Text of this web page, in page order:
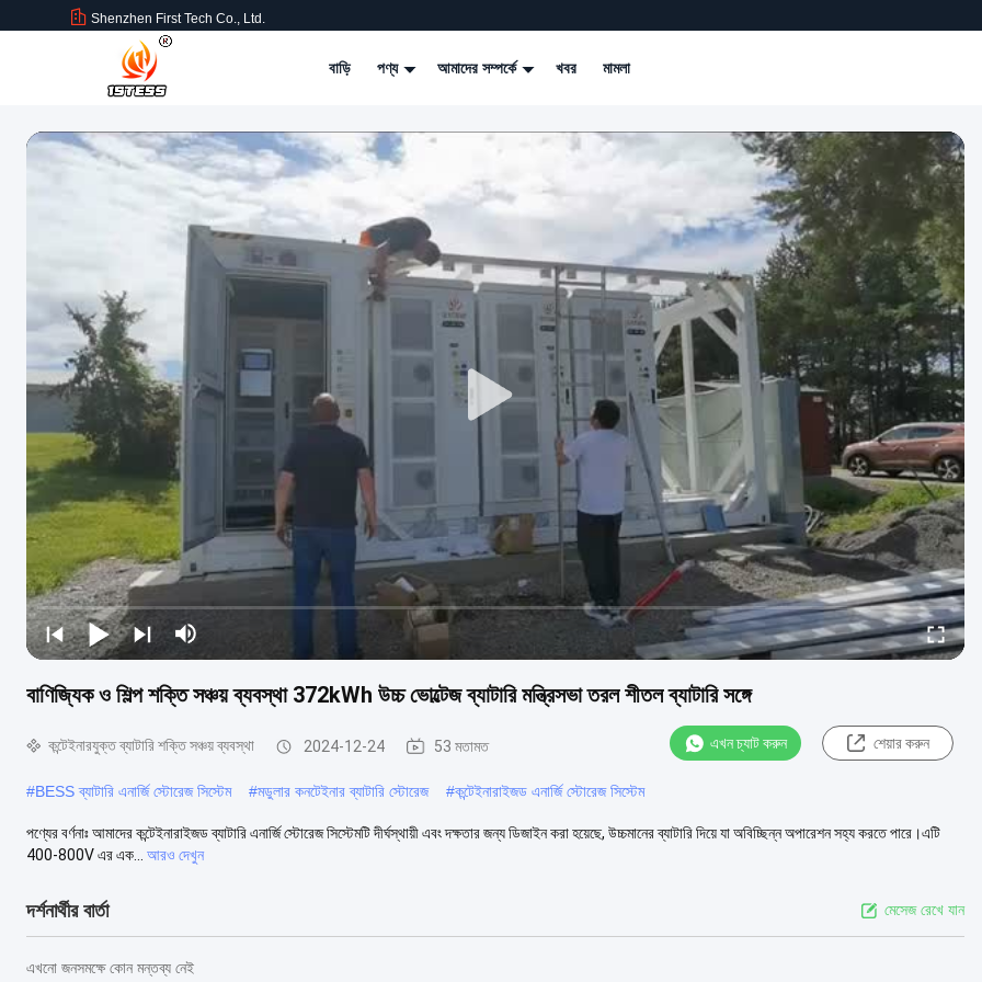
Shenzhen First Tech Co., Ltd.
বাড়ি পণ্য আমাদের সম্পর্কে খবর মামলা
বাণিজ্যিক ও শিল্প শক্তি সঞ্চয় ব্যবস্থা 372kWh উচ্চ ভোল্টেজ ব্যাটারি মন্ত্রিসভা তরল শীতল ব্যাটারি সঙ্গে
কন্টেইনারযুক্ত ব্যাটারি শক্তি সঞ্চয় ব্যবস্থা 2024-12-24 53 মতামত এখন চ্যাট করুন শেয়ার করুন
#BESS ব্যাটারি এনার্জি স্টোরেজ সিস্টেম #মডুলার কনটেইনার ব্যাটারি স্টোরেজ #কন্টেইনারাইজড এনার্জি স্টোরেজ সিস্টেম
পণ্যের বর্ণনাঃ আমাদের কন্টেইনারাইজড ব্যাটারি এনার্জি স্টোরেজ সিস্টেমটি দীর্ঘস্থায়ী এবং দক্ষতার জন্য ডিজাইন করা হয়েছে, উচ্চমানের ব্যাটারি দিয়ে যা অবিচ্ছিন্ন অপারেশন সহ্য করতে পারে।এটি
400-800V এর এক...
আরও দেখুন
দর্শনার্থীর বার্তা মেসেজ রেখে যান
এখনো জনসমক্ষে কোন মন্তব্য নেই